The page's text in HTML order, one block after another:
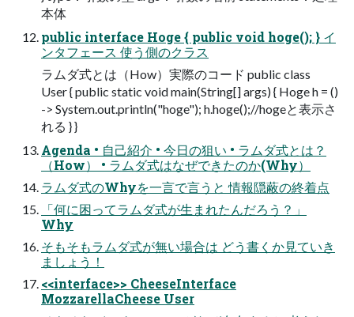
本体
public interface Hoge { public void hoge(); } イ
ンタフェース 使う側のクラス
ラムダ式とは（How）実際のコード public class
User { public static void main(String[] args) { Hoge h = ()
-> System.out.println("hoge"); h.hoge();//hogeと表示さ
れる } }
Agenda • 自己紹介 • 今日の狙い • ラムダ式とは？
（How） • ラムダ式はなぜできたのか(Why）
ラムダ式のWhyを一言で言うと 情報隠蔽の終着点
「何に困ってラムダ式が生まれたんだろう？」
Why
そもそもラムダ式が無い場合は どう書くか見ていき
ましょう！
<<interface>> CheeseInterface
MozzarellaCheese User